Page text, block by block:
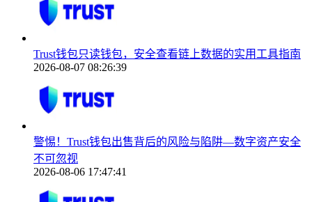
Trust钱包只读钱包，安全查看链上数据的实用工具指南
2026-08-07 08:26:39
警惕！Trust钱包出售背后的风险与陷阱—数字资产安全
不可忽视
2026-08-06 17:47:41